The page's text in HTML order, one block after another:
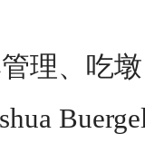
理、吃墩